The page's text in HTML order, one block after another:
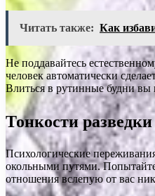
Читать также: Как
Не поддавайтесь
человек автоматически
Влиться в рутинные будни вы
Тонкости разведки
Психологические
окольными путями.
отношения вслепую от вас